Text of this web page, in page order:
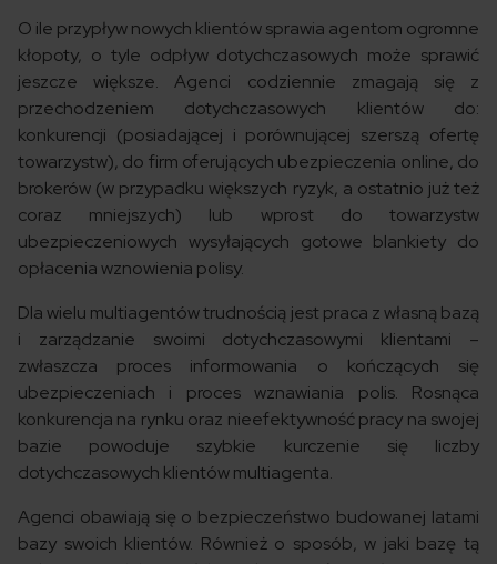
O ile przypływ nowych klientów sprawia agentom ogromne
kłopoty, o tyle odpływ dotychczasowych może sprawić
jeszcze większe. Agenci codziennie zmagają się z
przechodzeniem dotychczasowych klientów do:
konkurencji (posiadającej i porównującej szerszą ofertę
towarzystw), do firm oferujących ubezpieczenia online, do
brokerów (w przypadku większych ryzyk, a ostatnio już też
coraz mniejszych) lub wprost do towarzystw
ubezpieczeniowych wysyłających gotowe blankiety do
opłacenia wznowienia polisy.
Dla wielu multiagentów trudnością jest praca z własną bazą
i zarządzanie swoimi dotychczasowymi klientami –
zwłaszcza proces informowania o kończących się
ubezpieczeniach i proces wznawiania polis. Rosnąca
konkurencja na rynku oraz nieefektywność pracy na swojej
bazie powoduje szybkie kurczenie się liczby
dotychczasowych klientów multiagenta.
Agenci obawiają się o bezpieczeństwo budowanej latami
bazy swoich klientów. Również o sposób, w jaki bazę tą